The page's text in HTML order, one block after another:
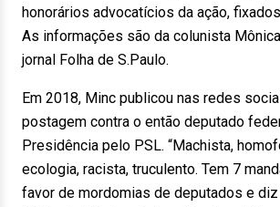
honorários advocatícios da ação,
As informações são da colunista
jornal Folha de S.Paulo.
Em 2018, Minc publicou nas redes
postagem contra o então deputado
Presidência pelo PSL. “Machista,
ecologia, racista, truculento. Tem 7
favor de mordomias de deputados e